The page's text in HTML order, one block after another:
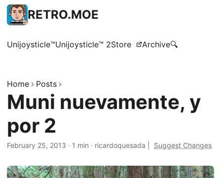
RETRO.MOE
Unijoysticle™Unijoysticle™ 2Store Archive🔍
Home Posts
Muni nuevamente, y
por 2
February 25, 2013 · 1 min · ricardoquesada Suggest Changes